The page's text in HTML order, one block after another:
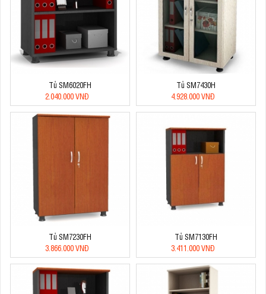
Tủ SM6020FH
2.040.000 VNĐ
Tủ SM7430H
4.928.000 VNĐ
Tủ SM7230FH
3.866.000 VNĐ
Tủ SM7130FH
3.411.000 VNĐ